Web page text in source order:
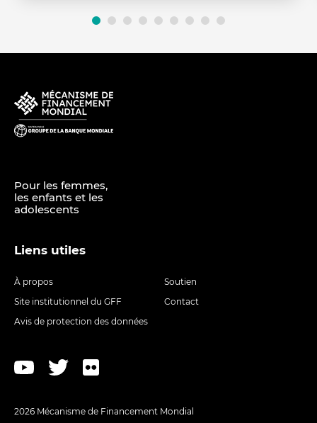
Pour les femmes,
les enfants et les
adolescents
Liens utiles
À propos
Soutien
Site institutionnel du GFF
Contact
Avis de protection des données
2026 Mécanisme de Financement Mondial